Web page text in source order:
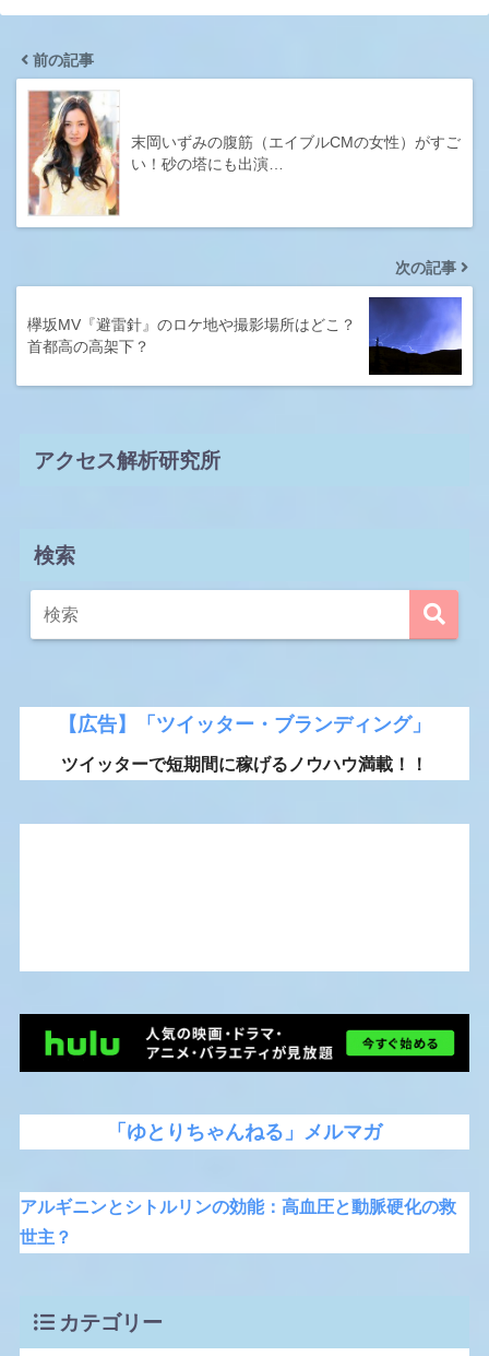
前の記事
末岡いずみの腹筋（エイブルCMの女性）がすご
い！砂の塔にも出演…
次の記事
欅坂MV『避雷針』のロケ地や撮影場所はどこ？
首都高の高架下？
アクセス解析研究所
検索
【広告】「ツイッター・ブランディング」
ツイッターで短期間に稼げるノウハウ満載！！
「ゆとりちゃんねる」メルマガ
アルギニンとシトルリンの効能：高血圧と動脈硬化の救
世主？
カテゴリー